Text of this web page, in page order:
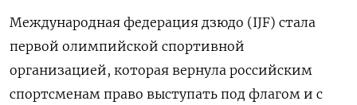
Международная федерация дзюдо (IJF) стала
первой олимпийской спортивной
организацией, которая вернула российским
спортсменам право выступать под флагом и с